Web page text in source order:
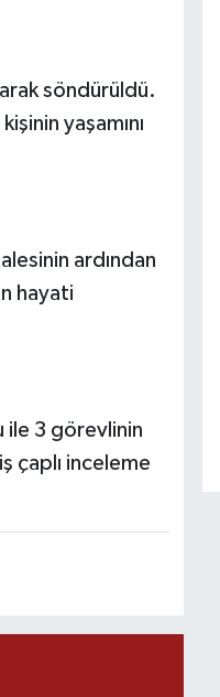
söndürüldü.
yaşamını
ardından
hayati
ile 3 görevlinin
çaplı inceleme